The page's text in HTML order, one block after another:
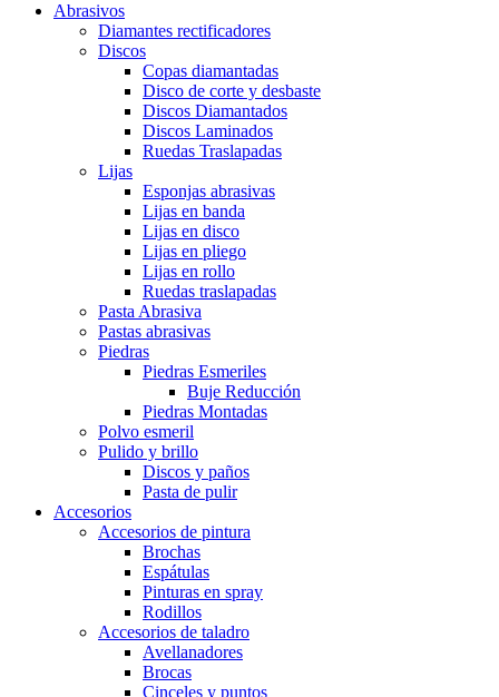
Abrasivos
Diamantes rectificadores
Discos
Copas diamantadas
Disco de corte y desbaste
Discos Diamantados
Discos Laminados
Ruedas Traslapadas
Lijas
Esponjas abrasivas
Lijas en banda
Lijas en disco
Lijas en pliego
Lijas en rollo
Ruedas traslapadas
Pasta Abrasiva
Pastas abrasivas
Piedras
Piedras Esmeriles
Buje Reducción
Piedras Montadas
Polvo esmeril
Pulido y brillo
Discos y paños
Pasta de pulir
Accesorios
Accesorios de pintura
Brochas
Espátulas
Pinturas en spray
Rodillos
Accesorios de taladro
Avellanadores
Brocas
Cinceles y puntos